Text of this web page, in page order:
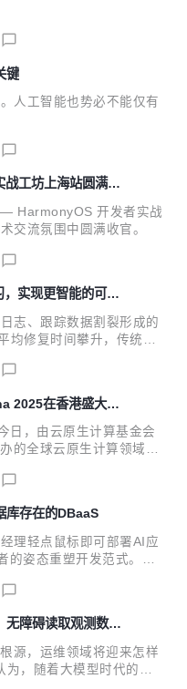
键
人工智能也势必不能仅有
工坊上海站圆满收
HarmonyOS 开发者实战
交流氛围中圆满收官。
实现更智能的可观
志、跟踪数据割裂形成的
均修复时间攀升，传统监
2025在香港盛大开
，由云原生计算基金会
的全球云原生计算领域顶
家、企业决策者及行业领
基金会、CNCF、华为、
、LFOSSA、DaoClou
、ManageEngine、S
业与组织的...
库存在的DBaaS
理轻点鼠标即可部署AI应
姿态重塑开发范式。但
流量的隐性成本……开发者
京站线下沙龙，并发表
你 AI 应用的数据库账单
Vibe Programming 背后
无障碍读取观测数
源，运维领域将迎来怎样
，随着大模型时代的到